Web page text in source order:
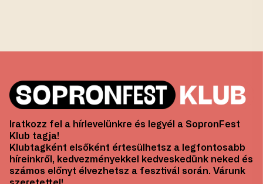
Iratkozz fel a hírlevelünkre és legyél a SopronFest
Klub tagja!
Klubtagként elsőként értesülhetsz a legfontosabb
híreinkről, kedvezményekkel kedveskedünk neked és
számos előnyt élvezhetsz a fesztivál során. Várunk